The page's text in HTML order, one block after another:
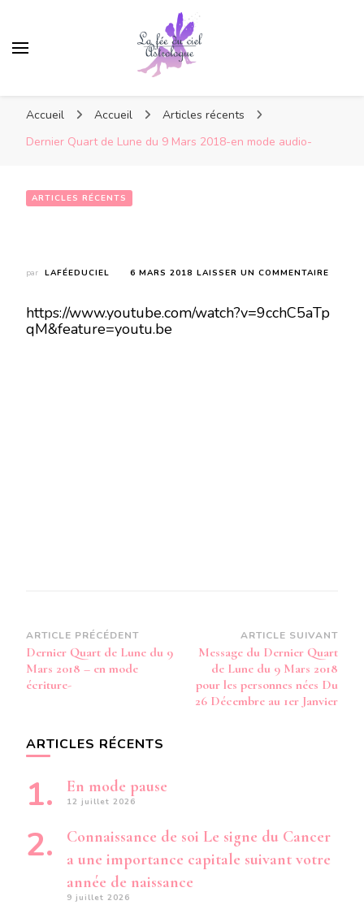
Accueil Accueil
Articles récents
Dernier Quart de Lune du 9 Mars 2018-en mode audio-
ARTICLES RÉCENTS
par LAFÉEDUCIEL 6 MARS 2018 LAISSER UN COMMENTAIRE
DE
https://www.youtube.com/watch?v=9cchC5aTp
qM&feature=youtu.be
Navigation
d’article
ARTICLE PRÉCÉDENT
Dernier Quart de Lune du 9
Mars 2018 – en mode
écriture-
ARTICLE SUIVANT
Message du Dernier Quart
de Lune du 9 Mars 2018
pour les personnes nées Du
26 Décembre au 1er Janvier
ARTICLES RÉCENTS
En mode pause
12 juillet 2026
Connaissance de soi Le signe du Cancer
a une importance capitale suivant votre
année de naissance
9 juillet 2026